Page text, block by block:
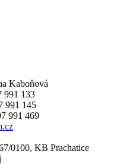
Kaboňová
991 133
991 145
991 469
0100, KB Prachatice